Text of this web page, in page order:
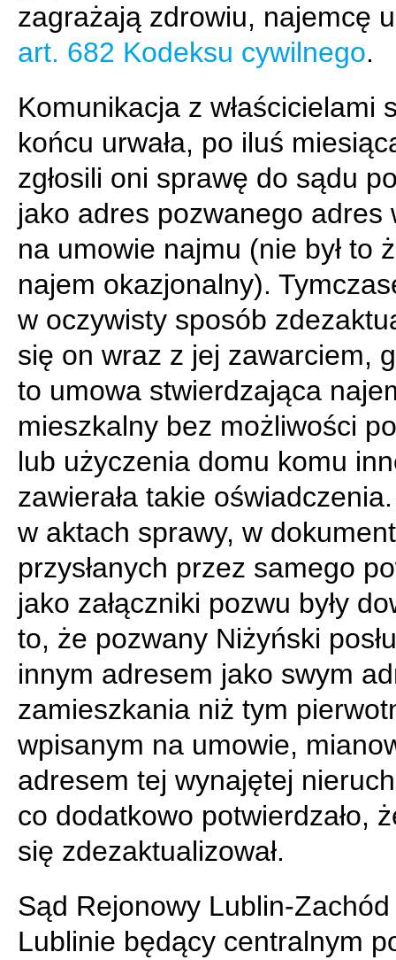
zagrażają zdrowiu, najemcę
art. 682 Kodeksu cywilnego.
Komunikacja z właścicielami
końcu urwała, po iluś
zgłosili oni sprawę do sądu
jako adres pozwanego adres
na umowie najmu (nie był to
najem okazjonalny).
w oczywisty sposób
się on wraz z jej zawarciem,
to umowa stwierdzająca
mieszkalny bez możliwości
lub użyczenia domu komu
zawierała takie
w aktach sprawy, w
przysłanych przez samego
jako załączniki pozwu były
to, że pozwany Niżyński
innym adresem jako swym
zamieszkania niż tym
wpisanym na umowie,
adresem tej wynajętej
co dodatkowo potwierdzało,
się zdezaktualizował.
Sąd Rejonowy Lublin-Zachód
Lublinie będący centralnym